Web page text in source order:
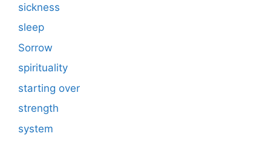
sickness
sleep
Sorrow
spirituality
starting over
strength
system